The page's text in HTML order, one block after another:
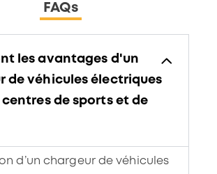
FAQs
les avantages d'un
de véhicules électriques
centres de sports et de
d’un chargeur de véhicules